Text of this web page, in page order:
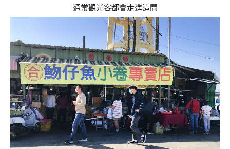
通常觀光客都會走進這間